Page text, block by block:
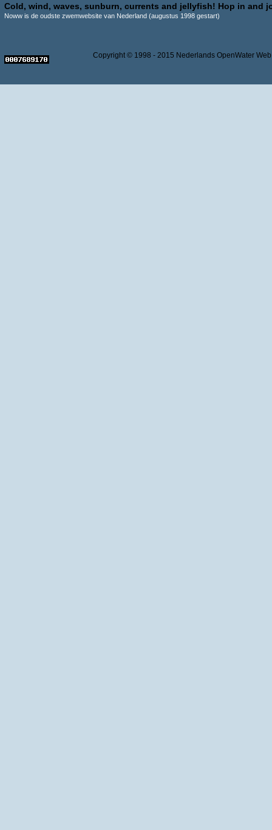
Cold, wind, waves, sunburn, currents and jellyfish! Hop in and
Noww is de oudste zwemwebsite van Nederland (augustus 1998 gestart)
Copyright © 1998 - 2015 Nederlands OpenWater